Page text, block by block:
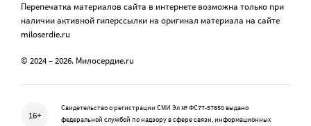
Перепечатка материалов сайта в интернете возможна только при
наличии активной гиперссылки на оригинал материала на сайте
miloserdie.ru
© 2024 – 2026. Милосердие.ru
16+
Свидетельство о регистрации СМИ Эл № ФС77-57850 выдано
федеральной службой по надзору в сфере связи, информационных